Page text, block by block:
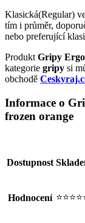
Klasická(Regular)
tím i průměr,
nebo preferující
Produkt Gripy
kategorie gripy si
obchodě
Informace o
frozen orange
Dostupnost
Hodnocení